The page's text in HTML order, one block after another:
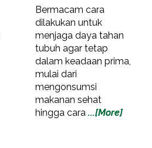
Bermacam cara
dilakukan untuk
menjaga daya tahan
tubuh agar tetap
dalam keadaan prima,
mulai dari
mengonsumsi
makanan sehat
hingga cara ...[More]